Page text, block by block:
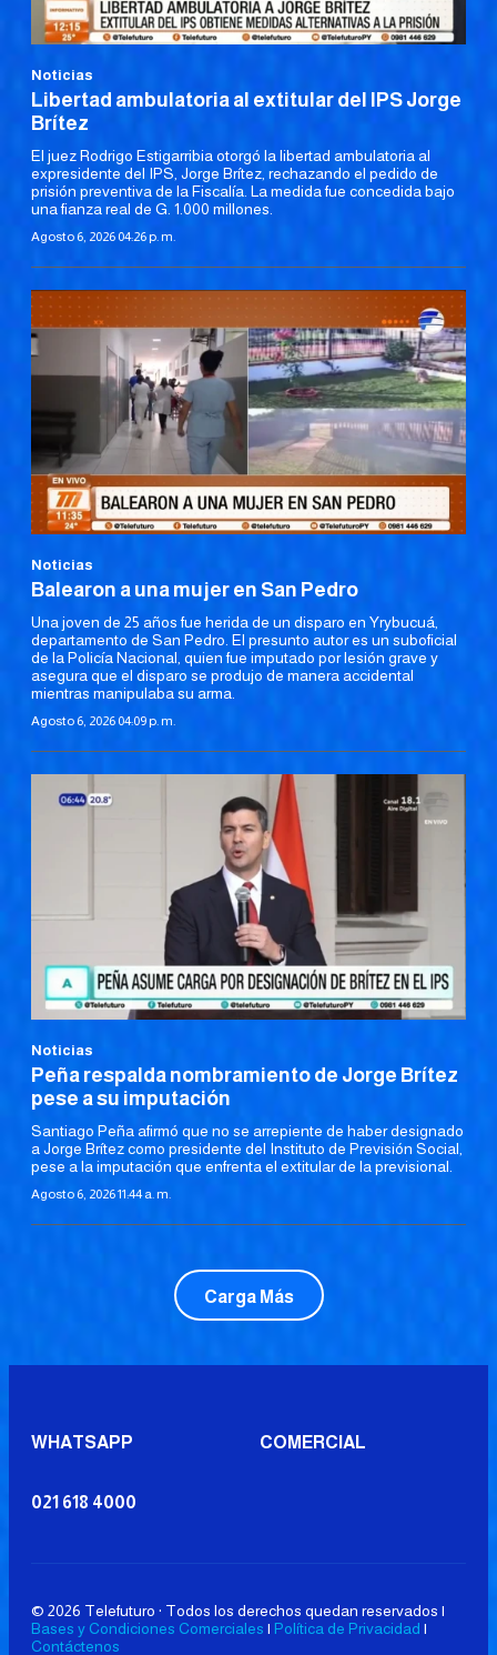
Noticias
Libertad ambulatoria al extitular del IPS Jorge
Brítez
El juez Rodrigo Estigarribia otorgó la libertad ambulatoria al
expresidente del IPS, Jorge Brítez, rechazando el pedido de
prisión preventiva de la Fiscalía. La medida fue concedida bajo
una fianza real de G. 1.000 millones.
Agosto 6, 2026 04:26 p. m.
Noticias
Balearon a una mujer en San Pedro
Una joven de 25 años fue herida de un disparo en Yrybucuá,
departamento de San Pedro. El presunto autor es un suboficial
de la Policía Nacional, quien fue imputado por lesión grave y
asegura que el disparo se produjo de manera accidental
mientras manipulaba su arma.
Agosto 6, 2026 04:09 p. m.
Noticias
Peña respalda nombramiento de Jorge Brítez
pese a su imputación
Santiago Peña afirmó que no se arrepiente de haber designado
a Jorge Brítez como presidente del Instituto de Previsión Social,
pese a la imputación que enfrenta el extitular de la previsional.
Agosto 6, 2026 11:44 a. m.
Carga Más
WHATSAPP COMERCIAL
021 618 4000
© 2026 Telefuturo · Todos los derechos quedan reservados |
Bases y Condiciones Comerciales | Política de Privacidad |
Contáctenos